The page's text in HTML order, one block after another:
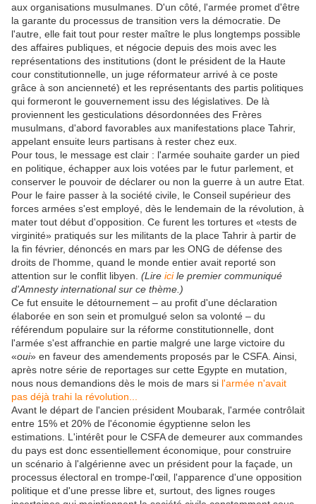
aux organisations musulmanes. D'un côté, l'armée promet d'être
la garante du processus de transition vers la démocratie. De
l'autre, elle fait tout pour rester maître le plus longtemps possible
des affaires publiques, et négocie depuis des mois avec les
représentations des institutions (dont le président de la Haute
cour constitutionnelle, un juge réformateur arrivé à ce poste
grâce à son ancienneté) et les représentants des partis politiques
qui formeront le gouvernement issu des législatives. De là
proviennent les gesticulations désordonnées des Frères
musulmans, d'abord favorables aux manifestations place Tahrir,
appelant ensuite leurs partisans à rester chez eux.
Pour tous, le message est clair : l'armée souhaite garder un pied
en politique, échapper aux lois votées par le futur parlement, et
conserver le pouvoir de déclarer ou non la guerre à un autre Etat.
Pour le faire passer à la société civile, le Conseil supérieur des
forces armées s'est employé, dès le lendemain de la révolution, à
mater tout début d'opposition. Ce furent les tortures et «tests de
virginité» pratiqués sur les militants de la place Tahrir à partir de
la fin février, dénoncés en mars par les ONG de défense des
droits de l'homme, quand le monde entier avait reporté son
attention sur le conflit libyen. (Lire icile premier communiqué
d'Amnesty international sur ce thème.)
Ce fut ensuite le détournement – au profit d'une déclaration
élaborée en son sein et promulgué selon sa volonté – du
référendum populaire sur la réforme constitutionnelle, dont
l'armée s'est affranchie en partie malgré une large victoire du
«oui» en faveur des amendements proposés par le CSFA. Ainsi,
après notre série de reportages sur cette Egypte en mutation,
nous nous demandions dès le mois de mars si l'armée n'avait
pas déjà trahi la révolution...
Avant le départ de l'ancien président Moubarak, l'armée contrôlait
entre 15% et 20% de l'économie égyptienne selon les
estimations. L'intérêt pour le CSFA de demeurer aux commandes
du pays est donc essentiellement économique, pour construire
un scénario à l'algérienne avec un président pour la façade, un
processus électoral en trompe-l'œil, l'apparence d'une opposition
politique et d'une presse libre et, surtout, des lignes rouges